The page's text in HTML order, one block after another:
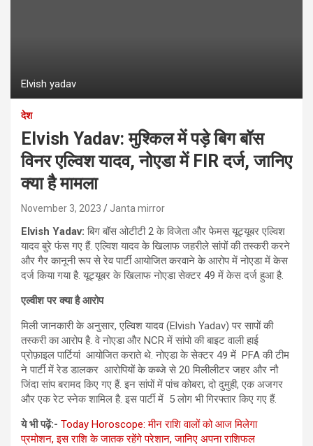
Elvish yadav
देश
Elvish Yadav: मुश्किल में पड़े बिग बॉस
विनर ए‍ल्विश यादव, नोएडा में FIR दर्ज, जानिए
क्या है मामला
November 3, 2023 Janta mirror
Elvish Yadav: बिग बॉस ओटीटी 2 के विजेता और फेमस यूट्यूबर एल्विश
यादव बुरे फंस गए हैं. एल्विश यादव के खिलाफ जहरीले सांपों की तस्करी करने
और गैर कानूनी रूप से रेव पार्टी आयोजित करवाने के आरोप में नोएडा में केस
दर्ज किया गया है. यूट्यूबर के खिलाफ नोएडा सेक्टर 49 में केस दर्ज हुआ है.
एल्‍वीश पर क्‍या है आरोप
मिली जानकारी के अनुसार, एल्विश यादव (Elvish Yadav) पर सापों की
तस्करी का आरोप है. वे नोएडा और NCR में सांपो की बाइट वाली हाई
प्रोफ़ाइल पार्टियां आयोजित कराते थे. नोएडा के सेक्टर 49 में PFA की टीम
ने पार्टी में रेड डालकर आरोपियों के कब्जे से 20 मिलीलीटर जहर और नौ
जिंदा सांप बरामद किए गए हैं. इन सांपों में पांच कोबरा, दो दुमुही, एक अजगर
और एक रेट स्नेक शामिल है. इस पार्टी में 5 लोग भी गिरफ्तार किए गए हैं.
ये भी पढ़ें:- Today Horoscope: मीन राशि वालों को आज मिलेगा
प्रमोशन, इस राशि के जातक रहेंगे परेशान, जानिए अपना राशिफल